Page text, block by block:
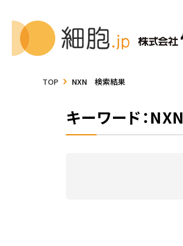
TOP NXN 検索結果
キーワード：NXN